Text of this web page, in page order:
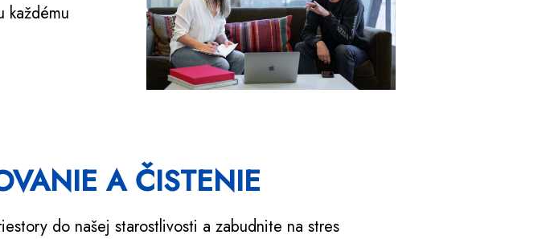
každému
A ČISTENIE
do našej starostlivosti a zabudnite na stres